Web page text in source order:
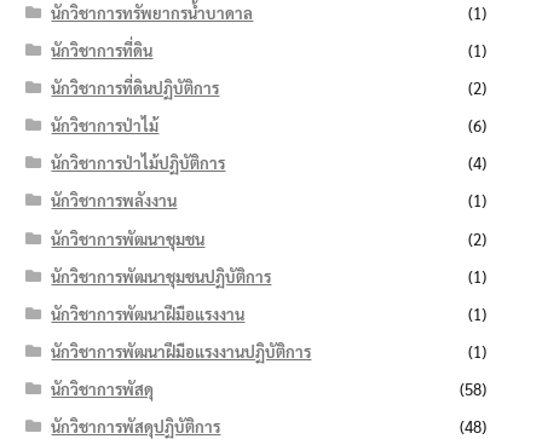
นักวิชาการทรัพยากรน้ำบาดาล
(1)
นักวิชาการที่ดิน
(1)
นักวิชาการที่ดินปฏิบัติการ
(2)
นักวิชาการป่าไม้
(6)
นักวิชาการป่าไม้ปฏิบัติการ
(4)
นักวิชาการพลังงาน
(1)
นักวิชาการพัฒนาชุมชน
(2)
นักวิชาการพัฒนาชุมชนปฏิบัติการ
(1)
นักวิชาการพัฒนาฝีมือแรงงาน
(1)
นักวิชาการพัฒนาฝีมือแรงงานปฏิบัติการ
(1)
นักวิชาการพัสดุ
(58)
นักวิชาการพัสดุปฏิบัติการ
(48)